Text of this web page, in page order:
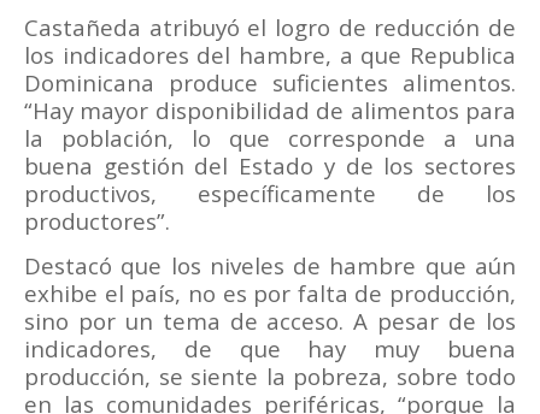
Castañeda atribuyó el logro de reducción de
los indicadores del hambre, a que Republica
Dominicana produce suficientes alimentos.
“Hay mayor disponibilidad de alimentos para
la población, lo que corresponde a una
buena gestión del Estado y de los sectores
productivos, específicamente de los
productores”.
Destacó que los niveles de hambre que aún
exhibe el país, no es por falta de producción,
sino por un tema de acceso. A pesar de los
indicadores, de que hay muy buena
producción, se siente la pobreza, sobre todo
en las comunidades periféricas, “porque la